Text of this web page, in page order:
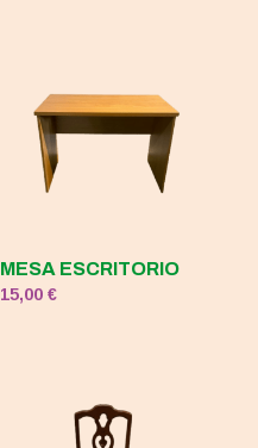
MESA ESCRITORIO
15,00€